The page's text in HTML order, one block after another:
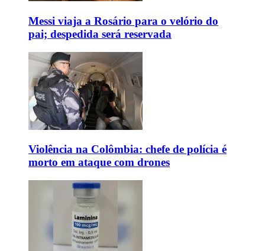
Messi viaja a Rosário para o velório do
pai; despedida será reservada
Violência na Colômbia: chefe de polícia é
morto em ataque com drones